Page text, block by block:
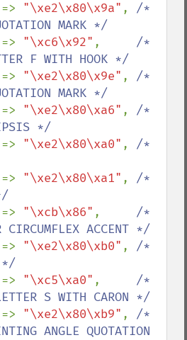
=> "\xe2\x80\x9a" , /*
MARK */
=> "\xc6\x92" , /*
F WITH HOOK */
=> "\xe2\x80\x9e" , /*
MARK */
=> "\xe2\x80\xa6" , /*
*/
=> "\xe2\x80\xa0" , /*
=> "\xe2\x80\xa1" , /*
=> "\xcb\x86" , /*
CIRCUMFLEX ACCENT */
=> "\xe2\x80\xb0" , /*
*/
=> "\xc5\xa0" , /*
S WITH CARON */
=> "\xe2\x80\xb9" , /*
ANGLE QUOTATION